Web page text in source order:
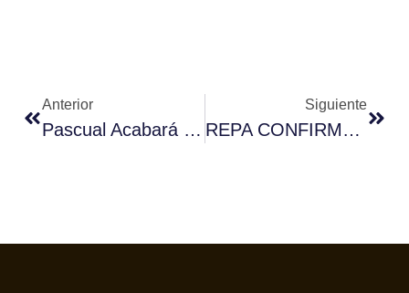
Anterior
Pascual Acabará Con El Azúcar En El Tueste De Sus Cafés Mocay
Siguiente
REPA CONFIRMA SU APOYO A TODOS LOS BARISTAS PARTICIPANDO EN EL WORLD OF COFFEE